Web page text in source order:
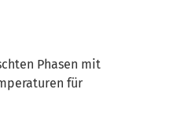
Phasen mit
für